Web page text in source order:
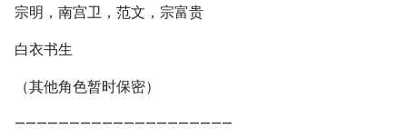
宗明，南宫卫，范文，宗富贵
白衣书生
（其他角色暂时保密）
————————————————————